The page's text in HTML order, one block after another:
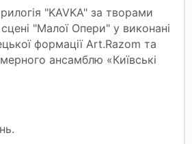
"KAVKA" за творами
"Малої Опери" у виконані
формації Art.Razom та
ансамблю «Київські